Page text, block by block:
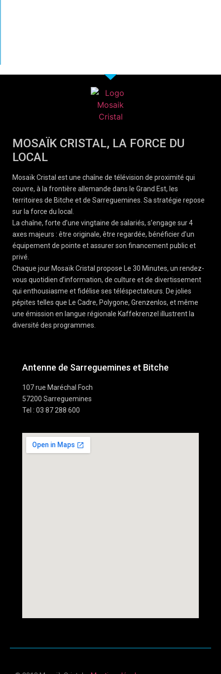
MOSAÏK CRISTAL, LA FORCE DU
LOCAL
Mosaïk Cristal est une chaîne de télévision de proximité qui
couvre, à la frontière allemande dans le Grand Est, les
territoires de Bitche et de Sarreguemines. Sa stratégie repose
sur la force du local.
La chaîne, forte d’une vingtaine de salariés, s’engage sur 4
axes majeurs : être originale, être regardée, bénéficier d’un
équipement de pointe et assurer son financement public et
privé.
Chaque jour Mosaïk Cristal propose Le 30 Minutes, un rendez-
vous quotidien d’information, de culture et de divertissement
qui enthousiasme et fidélise ses téléspectateurs. De jolies
pépites telles que Le Cadre, Polygone, Grenzenlos, et même
une émission en langue régionale Kaffekrenzel illustrent la
diversité des programmes.
Antenne de Sarreguemines et Bitche
107 rue Maréchal Foch
57200 Sarreguemines
Tel : 03 87 288 600